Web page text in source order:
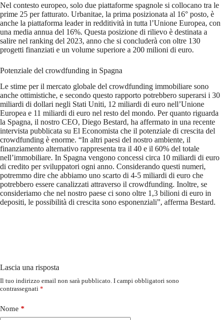
Nel contesto europeo, solo due piattaforme spagnole si collocano tra le
prime 25 per fatturato. Urbanitae, la prima posizionata al 16° posto, è
anche la piattaforma leader in redditività in tutta l’Unione Europea, con
una media annua del 16%. Questa posizione di rilievo è destinata a
salire nel ranking del 2023, anno che si concluderà con oltre 130
progetti finanziati e un volume superiore a 200 milioni di euro.
Potenziale del crowdfunding in Spagna
Le stime per il mercato globale del crowdfunding immobiliare sono
anche ottimistiche, e secondo questo rapporto potrebbero superarsi i 30
miliardi di dollari negli Stati Uniti, 12 miliardi di euro nell’Unione
Europea e 11 miliardi di euro nel resto del mondo. Per quanto riguarda
la Spagna, il nostro CEO, Diego Bestard, ha affermato in una recente
intervista pubblicata su El Economista che il potenziale di crescita del
crowdfunding è enorme. “In altri paesi del nostro ambiente, il
finanziamento alternativo rappresenta tra il 40 e il 60% del totale
nell’immobiliare. In Spagna vengono concessi circa 10 miliardi di euro
di credito per sviluppatori ogni anno. Considerando questi numeri,
potremmo dire che abbiamo uno scarto di 4-5 miliardi di euro che
potrebbero essere canalizzati attraverso il crowdfunding. Inoltre, se
consideriamo che nel nostro paese ci sono oltre 1,3 bilioni di euro in
depositi, le possibilità di crescita sono esponenziali”, afferma Bestard.
Lascia una risposta
Il tuo indirizzo email non sarà pubblicato. I campi obbligatori sono
contrassegnati *
Nome *